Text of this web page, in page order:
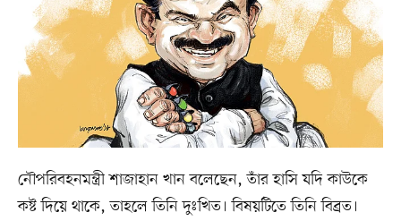
নৌপরিবহনমন্ত্রী শাজাহান খান বলেছেন, তাঁর হাসি যদি কাউকে
কষ্ট দিয়ে থাকে, তাহলে তিনি দুঃখিত। বিষয়টিতে তিনি বিব্রত।